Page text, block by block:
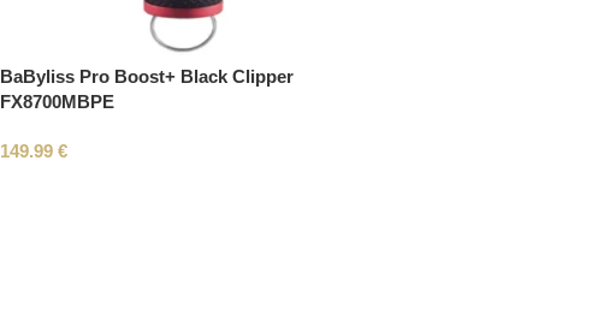
BaByliss Pro Boost+ Black Clipper
FX8700MBPE
149.99 €